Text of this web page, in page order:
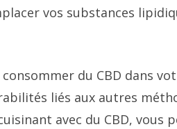
vos substances
du CBD dans
liés aux autres
avec du CBD, vous